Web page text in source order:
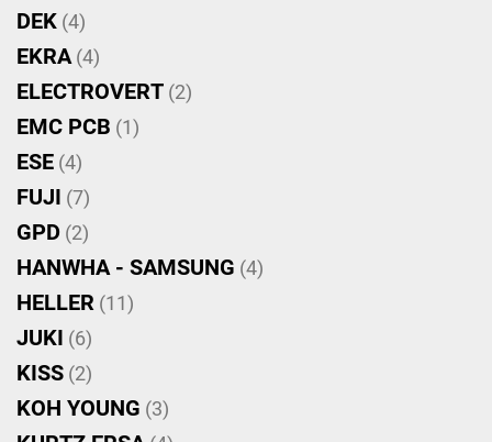
DEK (4)
EKRA(4)
ELECTROVERT (2)
EMC PCB (1)
ESE (4)
FUJI (7)
GPD (2)
HANWHA - SAMSUNG (4)
HELLER (11)
JUKI (6)
KISS (2)
KOH YOUNG (3)